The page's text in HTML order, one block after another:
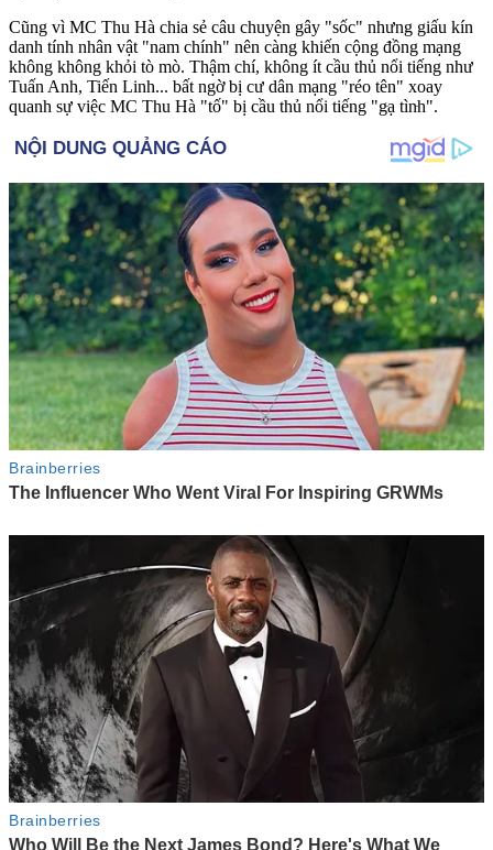
Cũng vì MC Thu Hà chia sẻ câu chuyện gây "sốc" nhưng giấu kín
danh tính nhân vật "nam chính" nên càng khiến cộng đồng mạng
không không khỏi tò mò. Thậm chí, không ít cầu thủ nổi tiếng như
Tuấn Anh, Tiến Linh... bất ngờ bị cư dân mạng "réo tên" xoay
quanh sự việc MC Thu Hà "tố" bị cầu thủ nổi tiếng "g‌ּạ tìn‌ּh".